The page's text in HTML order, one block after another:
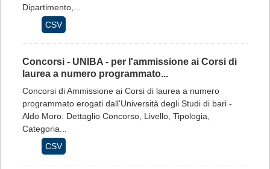
Dipartimento,...
CSV
Concorsi - UNIBA - per l'ammissione ai Corsi di
laurea a numero programmato...
Concorsi di Ammissione ai Corsi di laurea a numero
programmato erogati dall'Università degli Studi di bari -
Aldo Moro. Dettaglio Concorso, Livello, Tipologia,
Categoria...
CSV